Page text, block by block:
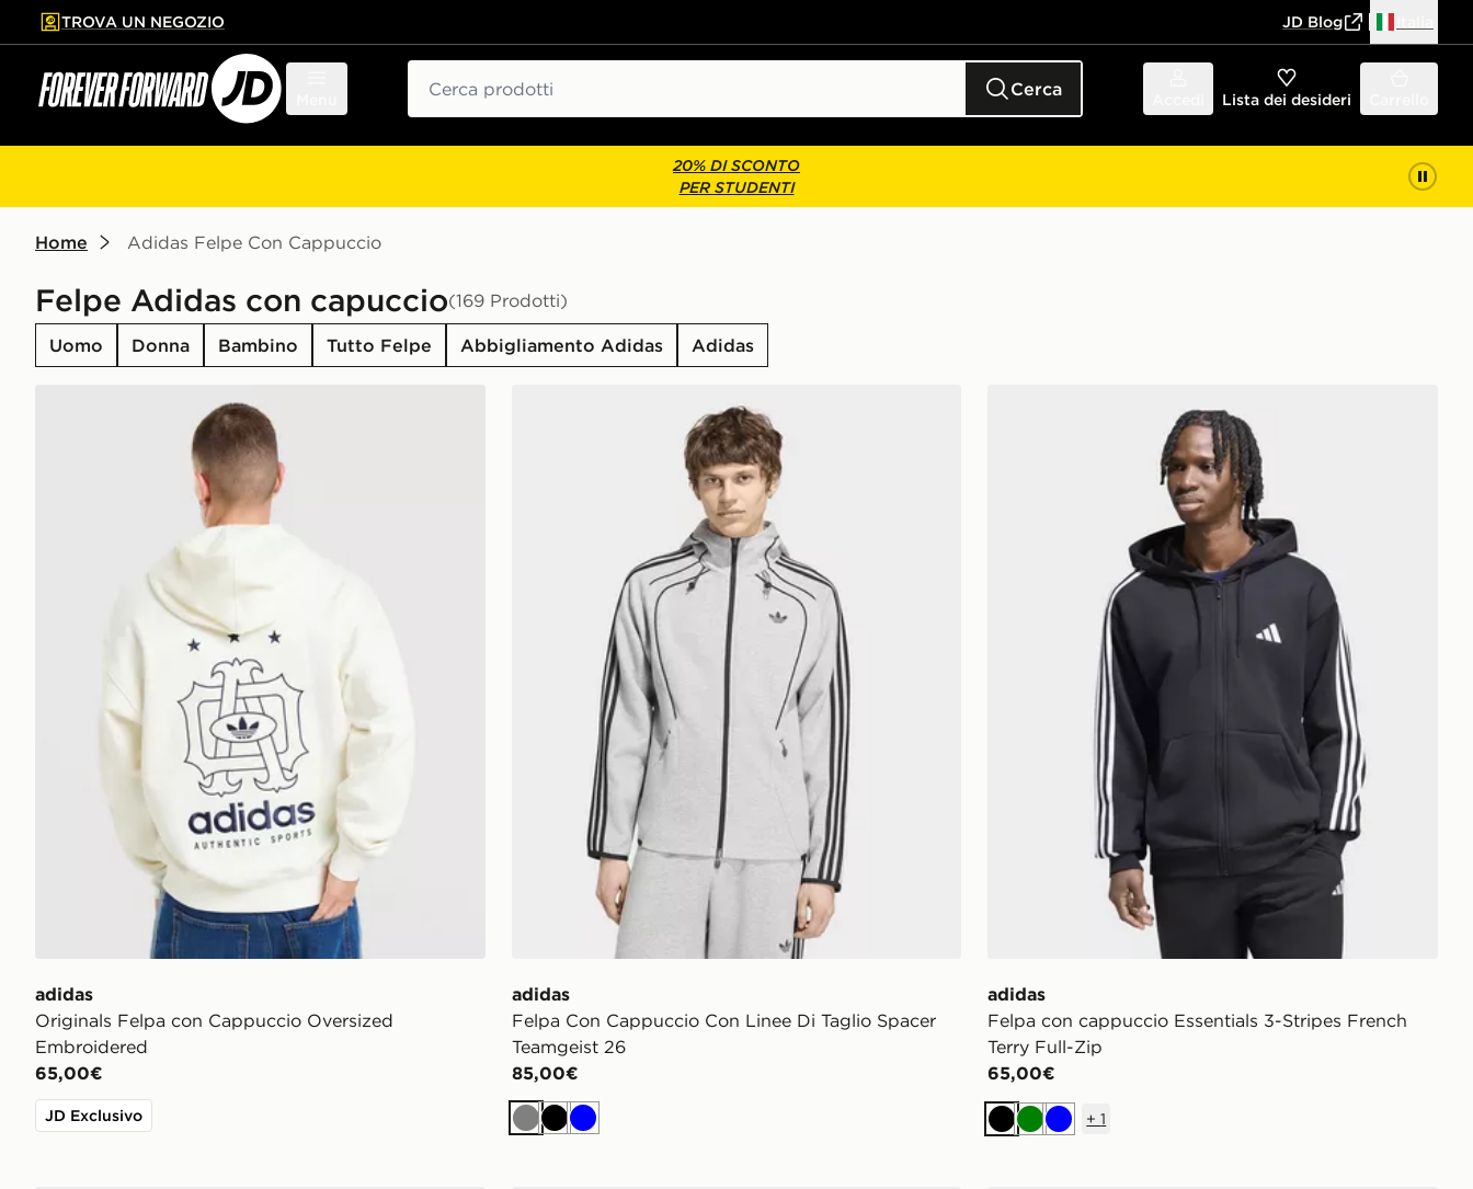
contenuto principale
a fondo pagina
TROVA UN NEGOZIO JD Blog
Cerca Lista dei desideri
20% DI SCONTO
PER STUDENTI
Home Adidas Felpe Con Cappuccio
Felpe Adidas con capuccio(169 Prodotti)
Uomo Donna Bambino Tutto Felpe Abbigliamento Adidas Adidas
adidas Originals Felpa con Cappuccio Oversized Embroidered
adidas
Originals Felpa con Cappuccio Oversized
Embroidered
65,00€
JD Exclusivo
adidas
Felpa Con Cappuccio Con Linee Di Taglio Spacer
Teamgeist 26
85,00€
Grigio
Nero
Blu
adidas
Felpa con cappuccio Essentials 3-Stripes French
Terry Full-Zip
65,00€
NeroVerde
Blu
+1